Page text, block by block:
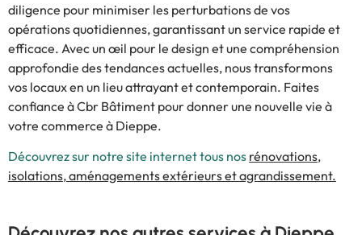
diligence pour minimiser les perturbations de vos
opérations quotidiennes, garantissant un service rapide et
efficace. Avec un œil pour le design et une compréhension
approfondie des tendances actuelles, nous transformons
vos locaux en un lieu attrayant et contemporain. Faites
confiance à Cbr Bâtiment pour donner une nouvelle vie à
votre commerce à Dieppe.
Découvrez sur notre site internet tous nos rénovations,
isolations, aménagements extérieurs et agrandissement.